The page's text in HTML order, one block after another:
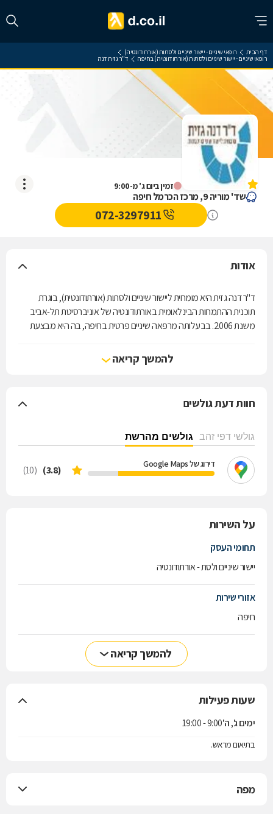
דף הבית רופאי שיניים - יישור שיניים ולסתות (אורתודונטיה)
רופאי שיניים - יישור שיניים ולסתות (אורתודונטיה) בחיפה ד"ר גזית דנה
זמין ביום ג' מ-9:00
ד"ר גזית דנה
אין עדיין חוות דעת
שד' מוריה 9, מרכז הכרמל חיפה
072-3297911
אודות
ד"ר דנה גזית היא מומחית ליישור שיניים ולסתות (אורתודונטית), בוגרת
תוכנית ההתמחות הבינלאומית באורתודונטיה של אוניברסיטת תל-אביב
משנת 2006. בבעלותה מרפאה שיניים פרטית בחיפה, בה היא מבצעת
שקוף), מכשירים פונקציונליים (שיפורי תיפקודי שרירי הפה אצל ילדים
במהלך גדילה) וסמכים (״גשר״). בנוסף לכך, ד"ר גזית משמשת כמדריכה
להמשך קריאה
חוות דעת גולשים
גולשי דפי זהב גולשים מהרשת
דירוג של Google Maps (3.8)
(10)
על השירות
תחומי העסק
יישור שיניים ולסת - אורתודונטיה
אזורי שירות
חיפה
להמשך קריאה
שעות פעילות
ימים ג', ה'9:00 - 19:00
בתיאום מראש.
מפה